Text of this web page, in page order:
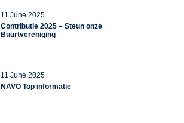
11 June 2025
Contributie 2025 – Steun onze
Buurtvereniging
11 June 2025
NAVO Top informatie